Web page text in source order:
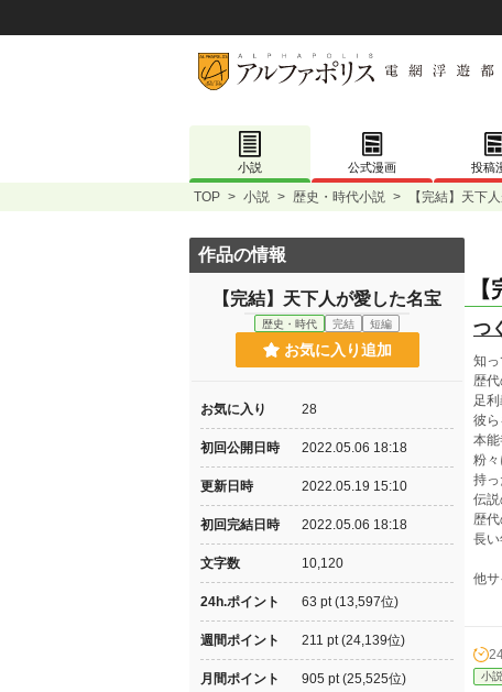
小説 公式漫画 投稿
TOP > 小説 > 歴史・時代小説 > 【完結】天下
つ
知っ
歴代
足
彼ら
本
粉々
持っ
伝説
歴代
長い
他サ
小説
作品の情報
【完結】天下人が愛した名宝
歴史・時代 完結 短編
お気に入り追加
お気に入り 28
初回公開日時 2022.05.06 18:18
更新日時 2022.05.19 15:10
初回完結日時 2022.05.06 18:18
文字数 10,120
24h.ポイント 63 pt (13,597位)
週間ポイント 211 pt (24,139位)
月間ポイント 905 pt (25,525位)